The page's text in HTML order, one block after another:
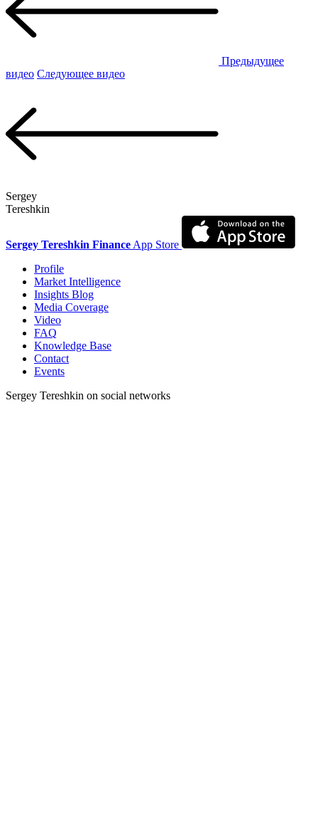
Предыдущее
видео Следующее видео
Sergey
Tereshkin
Sergey Tereshkin Finance App Store
Profile
Market Intelligence
Insights Blog
Media Coverage
Video
FAQ
Knowledge Base
Contact
Events
Sergey Tereshkin on social networks